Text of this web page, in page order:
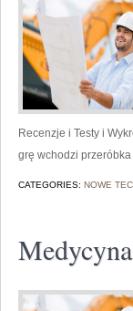
Recenzje i Testy i
grę wchodzi
CATEGORIES: NOWE